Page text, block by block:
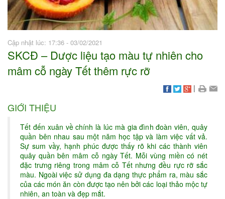
Cập nhật lúc: 17:36 - 03/02/2021
SKCĐ – Dược liệu tạo màu tự nhiên cho
mâm cỗ ngày Tết thêm rực rỡ
|
GIỚI THIỆU
Tết đến xuân về chính là lúc mà gia đình đoàn viên, quây
quần bên nhau sau một năm học tập và làm việc vất vả.
Sự sum vầy, hạnh phúc được thấy rõ khi các thành viên
quây quần bên mâm cỗ ngày Tết. Mỗi vùng miền có nét
đặc trưng riêng trong mâm cỗ Tết nhưng đều rực rỡ sắc
màu. Ngoài việc sử dụng đa dạng thực phẩm ra, màu sắc
của các món ăn còn được tạo nên bởi các loại thảo mộc tự
nhiên, an toàn và đẹp mắt.